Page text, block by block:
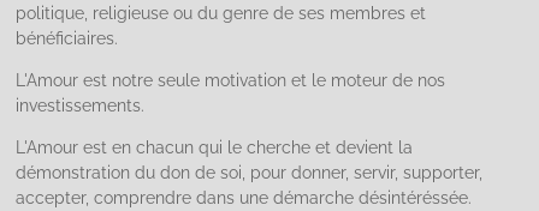
politique, religieuse ou du genre de ses membres et
bénéficiaires.
L'Amour est notre seule motivation et le moteur de nos
investissements.
L'Amour est en chacun qui le cherche et devient la
démonstration du don de soi, pour donner, servir, supporter,
accepter, comprendre dans une démarche désintéréssée.